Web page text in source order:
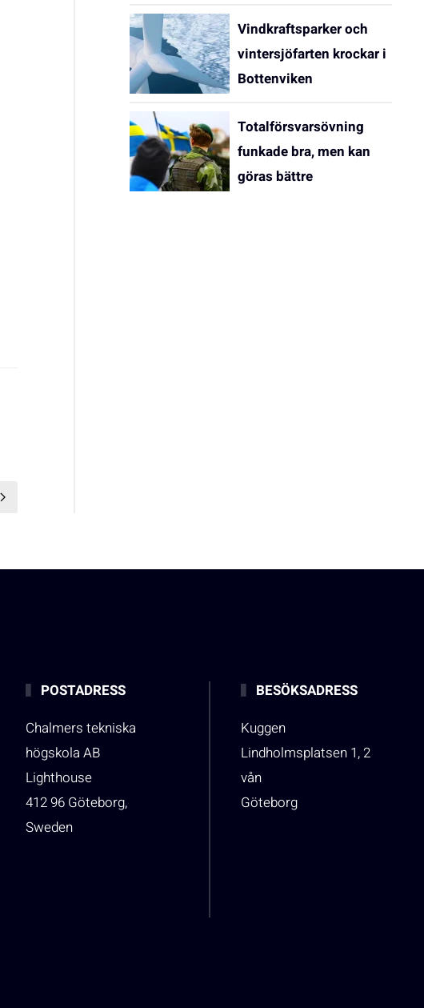
Vindkraftsparker och
vintersjöfarten krockar i
Bottenviken
Totalförsvarsövning
funkade bra, men kan
göras bättre
POSTADRESS
Chalmers tekniska
högskola AB
Lighthouse
412 96 Göteborg,
Sweden
BESÖKSADRESS
Kuggen
Lindholmsplatsen 1, 2
vån
Göteborg